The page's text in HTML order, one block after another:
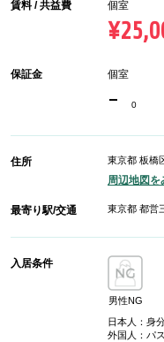
賃料 / 共益費 個室
保証金 個室
- 0
住所 東京都 板橋
周辺地図を
最寄り駅/交通 東京都 都営
入居条件
男性NG
日本人：身
外国人：パ